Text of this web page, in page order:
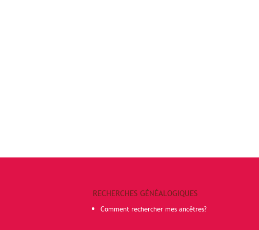
RECHERCHES GÉNÉALOGIQUES
Comment rechercher mes ancêtres?